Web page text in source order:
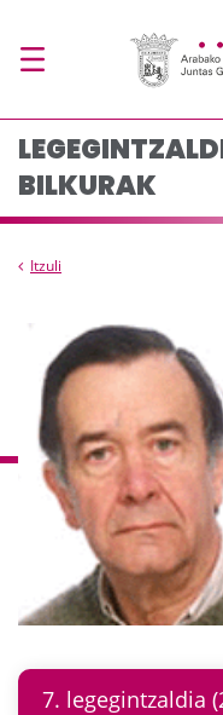
BILKURAK
Itzuli
7. legegintzaldia